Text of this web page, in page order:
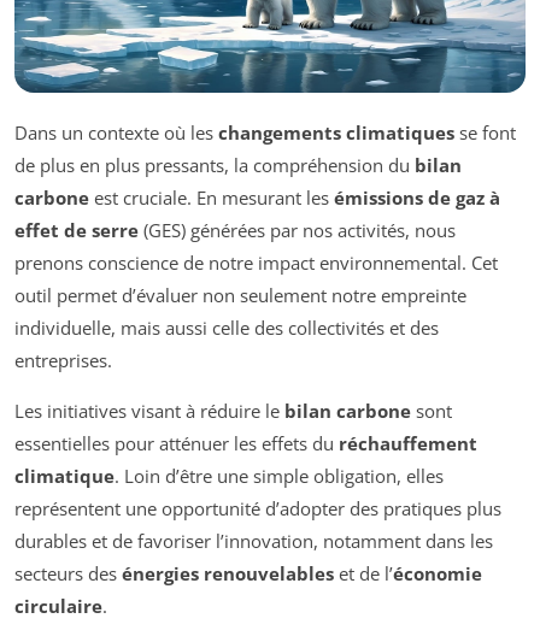
Dans un contexte où les changements climatiques se font
de plus en plus pressants, la compréhension du bilan
carbone est cruciale. En mesurant les émissions de gaz à
effet de serre (GES) générées par nos activités, nous
prenons conscience de notre impact environnemental. Cet
outil permet d’évaluer non seulement notre empreinte
individuelle, mais aussi celle des collectivités et des
entreprises.
Les initiatives visant à réduire le bilan carbone sont
essentielles pour atténuer les effets du réchauffement
climatique. Loin d’être une simple obligation, elles
représentent une opportunité d’adopter des pratiques plus
durables et de favoriser l’innovation, notamment dans les
secteurs des énergies renouvelables et de l’économie
circulaire.